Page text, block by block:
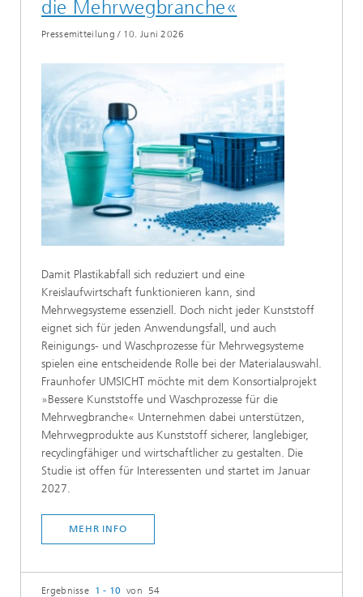
die Mehrwegbranche«
Pressemitteilung / 10. Juni 2026
Damit Plastikabfall sich reduziert und eine
Kreislaufwirtschaft funktionieren kann, sind
Mehrwegsysteme essenziell. Doch nicht jeder Kunststoff
eignet sich für jeden Anwendungsfall, und auch
Reinigungs- und Waschprozesse für Mehrwegsysteme
spielen eine entscheidende Rolle bei der Materialauswahl.
Fraunhofer UMSICHT möchte mit dem Konsortialprojekt
»Bessere Kunststoffe und Waschprozesse für die
Mehrwegbranche« Unternehmen dabei unterstützen,
Mehrwegprodukte aus Kunststoff sicherer, langlebiger,
recyclingfähiger und wirtschaftlicher zu gestalten. Die
Studie ist offen für Interessenten und startet im Januar
2027.
MEHR INFO
Ergebnisse 1 - 10 von 54